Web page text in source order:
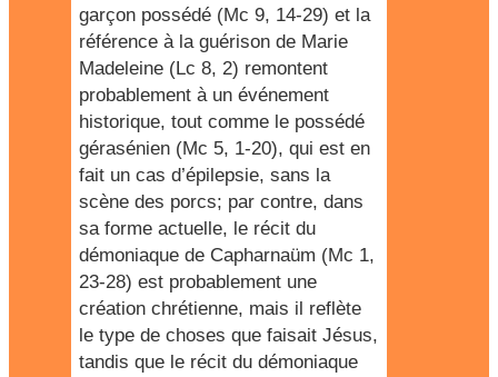
garçon possédé (Mc 9, 14-29) et la
référence à la guérison de Marie
Madeleine (Lc 8, 2) remontent
probablement à un événement
historique, tout comme le possédé
gérasénien (Mc 5, 1-20), qui est en
fait un cas d’épilepsie, sans la
scène des porcs; par contre, dans
sa forme actuelle, le récit du
démoniaque de Capharnaüm (Mc 1,
23-28) est probablement une
création chrétienne, mais il reflète
le type de choses que faisait Jésus,
tandis que le récit du démoniaque